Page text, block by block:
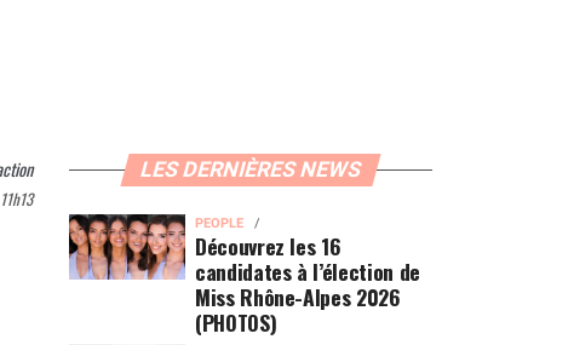
LES DERNIÈRES NEWS
PEOPLE
Découvrez les 16
candidates à l’élection de
Miss Rhône-Alpes 2026
(PHOTOS)